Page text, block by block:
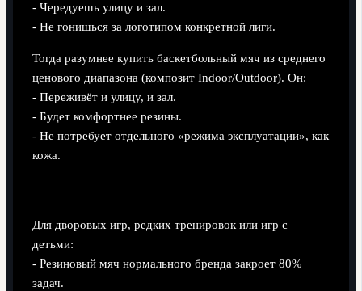
- Чередуешь улицу и зал.
- Не гонишься за логотипом конкретной лиги.
Тогда разумнее купить баскетбольный мяч из среднего
ценового диапазона (композит Indoor/Outdoor). Он:
- Переживёт и улицу, и зал.
- Будет комфортнее резины.
- Не потребует отдельного «режима эксплуатации», как
кожа.
Для дворовых игр, редких тренировок или игр с
детьми:
- Резиновый мяч нормального бренда закроет 80%
задач.